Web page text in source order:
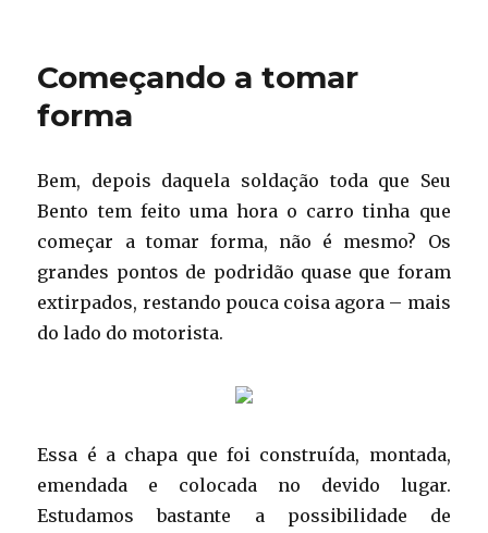
Começando a tomar
forma
Bem, depois daquela soldação toda que Seu
Bento tem feito uma hora o carro tinha que
começar a tomar forma, não é mesmo? Os
grandes pontos de podridão quase que foram
extirpados, restando pouca coisa agora – mais
do lado do motorista.
Essa é a chapa que foi construída, montada,
emendada e colocada no devido lugar.
Estudamos bastante a possibilidade de